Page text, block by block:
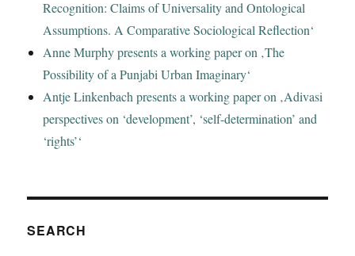
Recognition: Claims of Universality and Ontological
Assumptions. A Comparative Sociological Reflection‘
Anne Murphy presents a working paper on ‚The
Possibility of a Punjabi Urban Imaginary‘
Antje Linkenbach presents a working paper on ‚Adivasi
perspectives on ‘development’, ‘self-determination’ and
‘rights’‘
SEARCH